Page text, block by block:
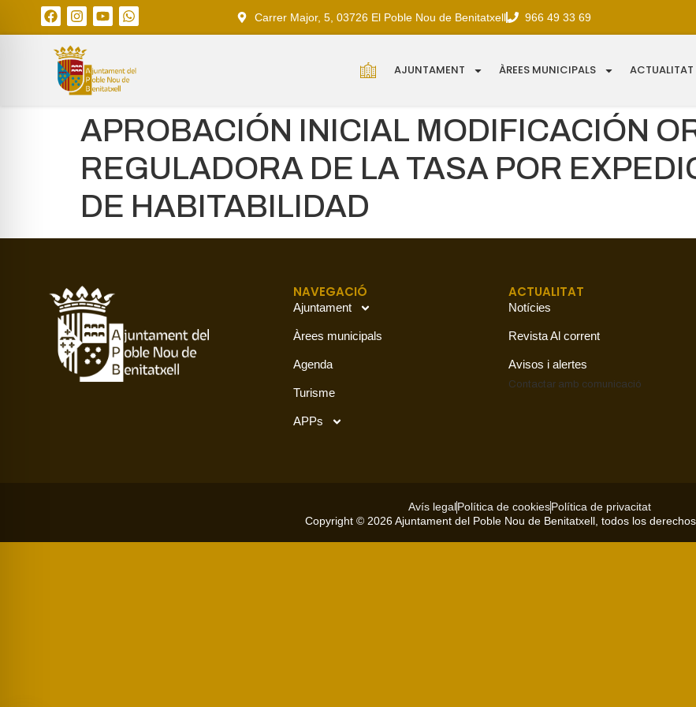
Carrer Major, 5, 03726 El Poble Nou de Benitatxell 966 49 33 69
AJUNTAMENT ÀREES MUNICIPALS ACTUALITAT
APROBACIÓN INICIAL MODIFICACIÓN
REGULADORA DE LA TASA POR
DE HABITABILIDAD
NAVEGACIÓ
Ajuntament
Àrees municipals
Agenda
Turisme
APPs
ACTUALITAT
Notícies
Revista Al corrent
Avisos i alertes
Contactar amb comunicació
Avís legalPolítica de cookiesPolítica de privacitat
Copyright © 2026 Ajuntament del Poble Nou de Benitatxell, todos los